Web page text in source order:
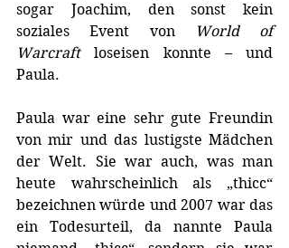
sogar Joachim, den sonst kein
soziales Event von
World of
Warcraft loseisen konnte – und
Paula.
Paula war eine sehr gute Freundin
von mir und das lustigste Mädchen
der Welt. Sie war auch, was man
heute wahrscheinlich als „thicc“
bezeichnen würde und 2007 war das
ein Todesurteil, da nannte Paula